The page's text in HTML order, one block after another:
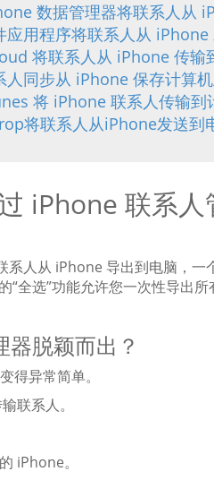
数据管理器将联系人从
用程序将联系人从 iPhone
将联系人从 iPhone 传输
同步从 iPhone 保存计算
将 iPhone 联系人传输到
将联系人从iPhone发送到
iPhone 联系
系人从 iPhone 导出到电脑，
“全选”功能允许您一次性导出
脱颖而出？
得异常简单。
联系人。
iPhone。